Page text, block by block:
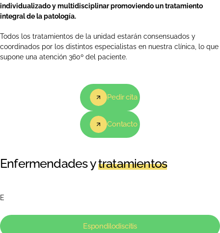
individualizado y multidisciplinar promoviendo un tratamiento
integral de la patología.
Todos los tratamientos de la unidad estarán consensuados y
coordinados por los distintos especialistas en nuestra clínica, lo que
supone una atención 360º del paciente.
Pedir cita
Contacto
Enfermendades ytratamientos
E
Espondilodiscitis